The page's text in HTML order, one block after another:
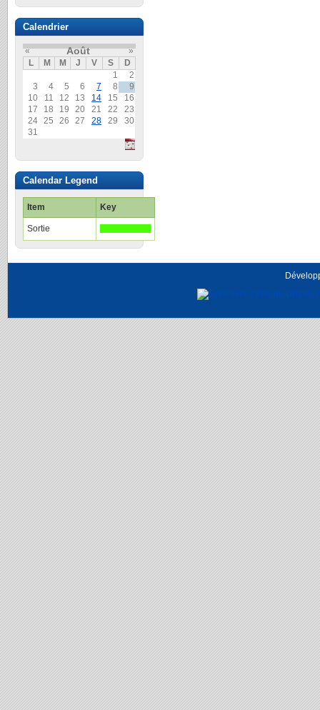
Calendrier
« Août
»
L
M M J V S
D
1
2
3
4 5 6 7 8
9
10
11 12 13 14 15
16
17
18 19 20 21 22
23
24 25 26 27 28 29
30
31
Calendar Legend
Item Key
Sortie